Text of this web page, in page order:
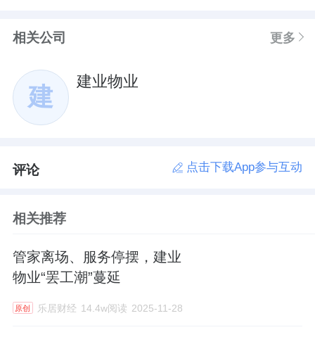
相关公司 更多
建
建业物业
评论 点击下载App参与互动
相关推荐
管家离场、服务停摆，建业
物业“罢工潮”蔓延
原创 乐居财经 14.4w阅读 2025-11-28